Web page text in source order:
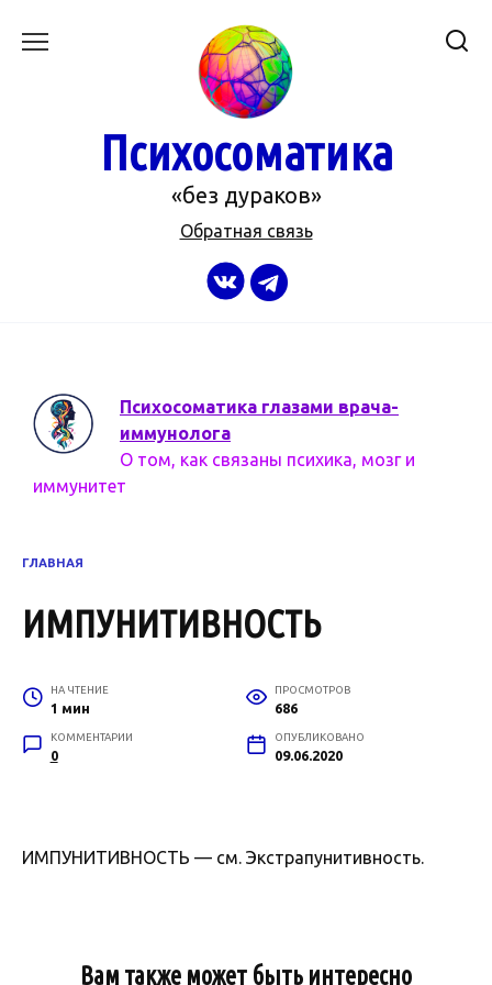
Психосоматика
«без дураков»
Обратная связь
Психосоматика глазами врача-
иммунолога
О том, как связаны психика, мозг и
иммунитет
ГЛАВНАЯ
ИМПУНИТИВНОСТЬ
НА ЧТЕНИЕ
1 мин
ПРОСМОТРОВ
686
КОММЕНТАРИИ
0
ОПУБЛИКОВАНО
09.06.2020
ИМПУНИТИВНОСТЬ — см. Экстрапунитивность.
Вам также может быть интересно